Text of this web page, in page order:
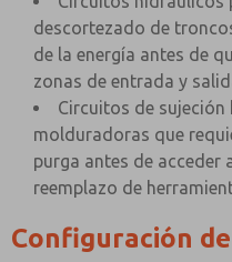
descortezado de
de la energía antes de
zonas de entrada y
Circuitos de
molduradoras que
purga antes de acceder
reemplazo de
Configuración